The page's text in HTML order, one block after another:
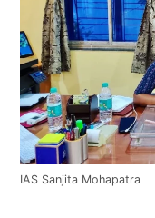
IAS Sanjita Mohapatra